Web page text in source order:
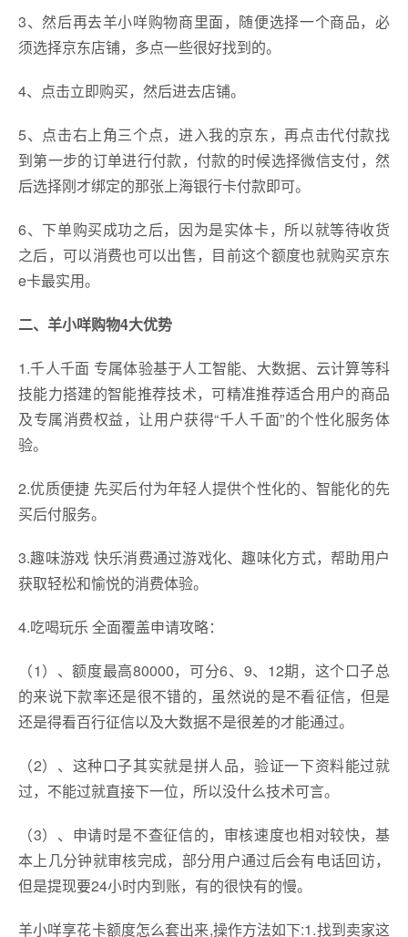
3、然后再去羊小咩购物商里面，随便选择一个商品，必
须选择京东店铺，多点一些很好找到的。
4、点击立即购买，然后进去店铺。
5、点击右上角三个点，进入我的京东，再点击代付款找
到第一步的订单进行付款，付款的时候选择微信支付，然
后选择刚才绑定的那张上海银行卡付款即可。
6、下单购买成功之后，因为是实体卡，所以就等待收货
之后，可以消费也可以出售，目前这个额度也就购买京东
e卡最实用。
二、羊小咩购物4大优势
1.千人千面 专属体验基于人工智能、大数据、云计算等科
技能力搭建的智能推荐技术，可精准推荐适合用户的商品
及专属消费权益，让用户获得“千人千面”的个性化服务体
验。
2.优质便捷 先买后付为年轻人提供个性化的、智能化的先
买后付服务。
3.趣味游戏 快乐消费通过游戏化、趣味化方式，帮助用户
获取轻松和愉悦的消费体验。
4.吃喝玩乐 全面覆盖申请攻略：
（1）、额度最高80000，可分6、9、12期，这个口子总
的来说下款率还是很不错的，虽然说的是不看征信，但是
还是得看百行征信以及大数据不是很差的才能通过。
（2）、这种口子其实就是拼人品，验证一下资料能过就
过，不能过就直接下一位，所以没什么技术可言。
（3）、申请时是不查征信的，审核速度也相对较快，基
本上几分钟就审核完成，部分用户通过后会有电话回访，
但是提现要24小时内到账，有的很快有的慢。
羊小咩享花卡额度怎么套出来,操作方法如下:1.找到卖家这